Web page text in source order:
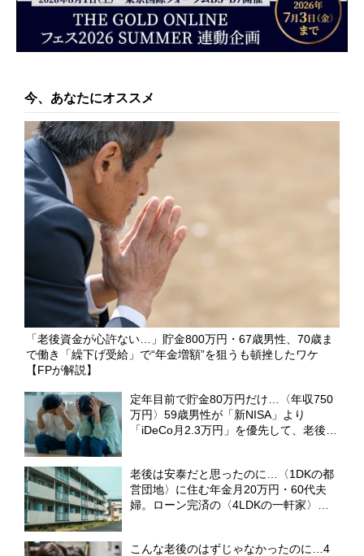
今、あなたにオススメ
「老後資金が心許ない…」貯金800万円・67歳男性、70歳ま
で働き「繰下げ受給」で“年金増額”を狙うも頓挫したワケ
【FPが解説】
定年目前で貯金80万円だけ…〈年収750
万円〉59歳男性が「新NISA」より
「iDeCo月2.3万円」を優先して、老後資
老後は安泰だと思ったのに…〈1DKの都
営団地〉に住む年金月20万円・60代夫
婦。ローン完済の〈4LDKの一軒家〉を
こんな老後のはずじゃなかったのに…4